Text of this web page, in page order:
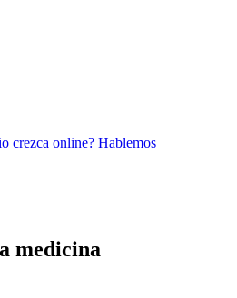
crezca online? Hablemos
medicina